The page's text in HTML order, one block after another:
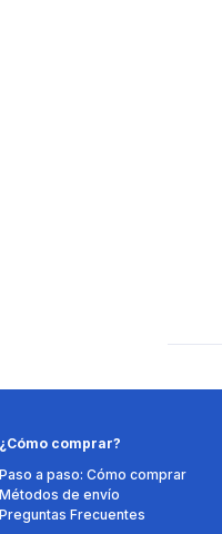
¿Cómo comprar?
Paso a paso: Cómo comprar
Métodos de envío
Preguntas Frecuentes